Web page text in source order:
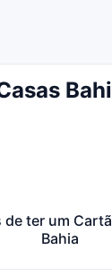
ter um
Bahia